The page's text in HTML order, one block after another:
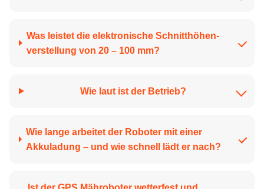
Was leistet die elektronische Schnitt­höhen­
verstellung von 20 – 100 mm?
Wie laut ist der Betrieb?
Wie lange arbeitet der Roboter mit einer
Akkuladung – und wie schnell lädt er nach?